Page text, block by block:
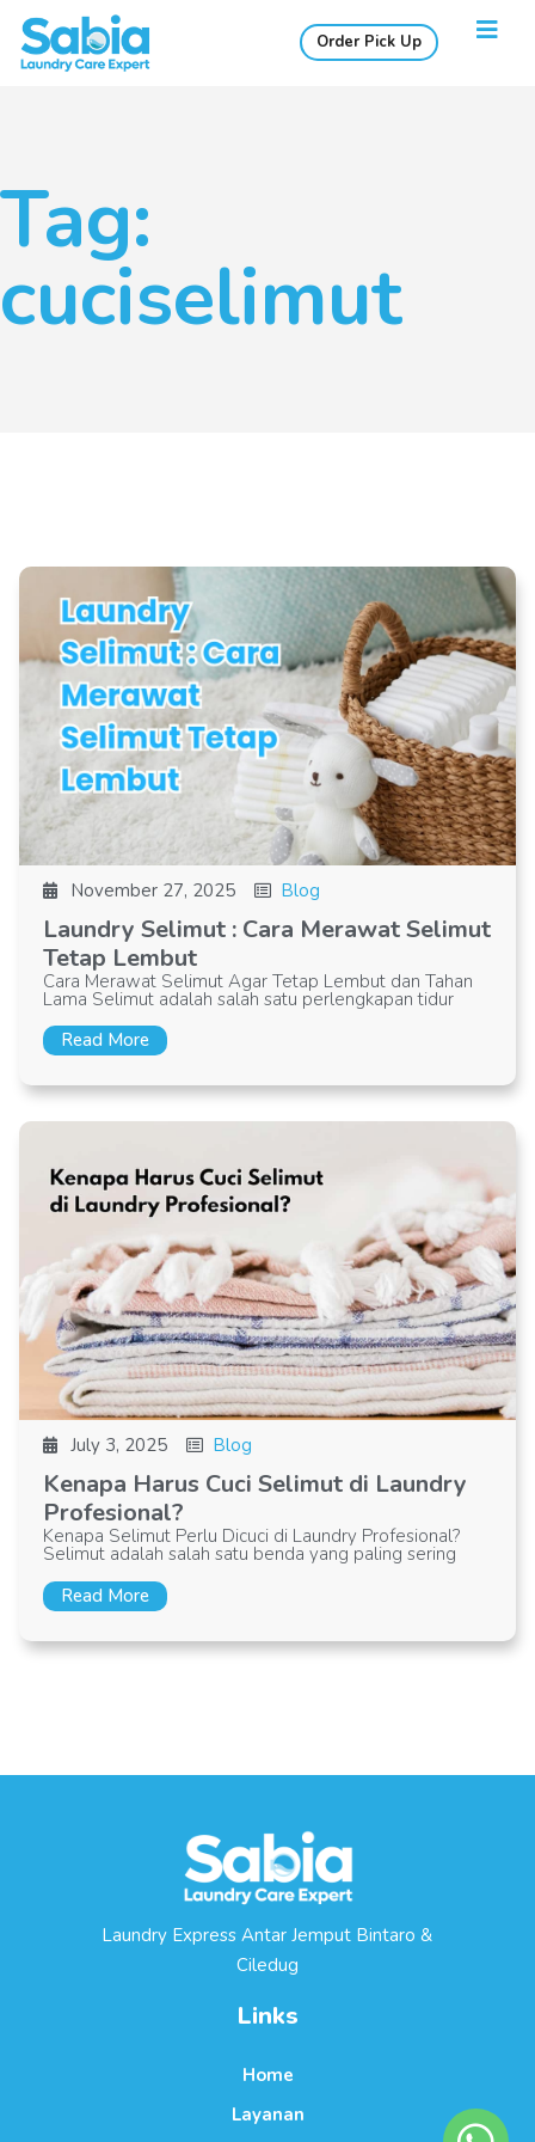
Order Pick Up
Tag:
cuciselimut
November 27, 2025 Blog
Laundry Selimut : Cara Merawat Selimut
Tetap Lembut
Cara Merawat Selimut Agar Tetap Lembut dan Tahan
Lama Selimut adalah salah satu perlengkapan tidur
Read More
July 3, 2025 Blog
Kenapa Harus Cuci Selimut di Laundry
Profesional?
Kenapa Selimut Perlu Dicuci di Laundry Profesional?
Selimut adalah salah satu benda yang paling sering
Read More
Laundry Express Antar Jemput Bintaro &
Ciledug
Links
Home
Layanan